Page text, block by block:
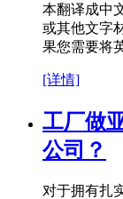
本翻译成中
或其他文字
果您需要将
[详情]
工厂做
公司？
对于拥有扎